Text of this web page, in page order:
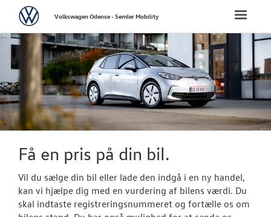
FORSIDE
NYE
NYE VAREBILER
Finansiering
Toggle
VolkswagenVolkswagen Odense - Semler Mobility
Få en pris på din bil.
Vil du sælge din bil eller lade den indgå i en ny handel,
kan vi hjælpe dig med en vurdering af bilens værdi. Du
skal indtaste registreringsnummeret og fortælle os om